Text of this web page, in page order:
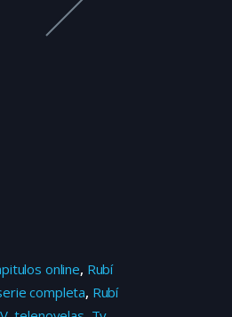
online, Rubí
completa, Rubí